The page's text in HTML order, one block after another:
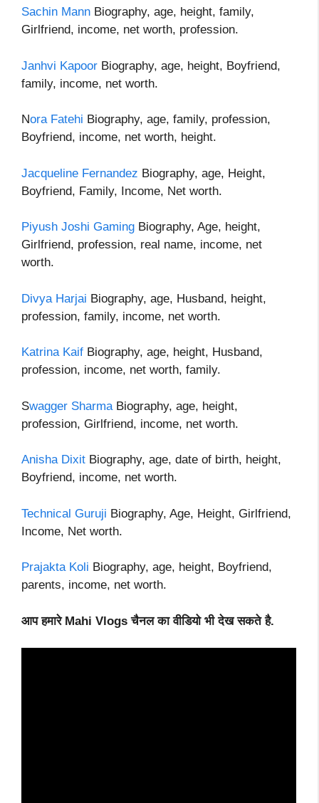
Sachin Mann Biography, age, height, family,
Girlfriend, income, net worth, profession.
Janhvi Kapoor Biography, age, height, Boyfriend,
family, income, net worth.
Nora Fatehi Biography, age, family, profession,
Boyfriend, income, net worth, height.
Jacqueline Fernandez Biography, age, Height,
Boyfriend, Family, Income, Net worth.
Piyush Joshi Gaming Biography, Age, height,
Girlfriend, profession, real name, income, net
worth.
Divya Harjai Biography, age, Husband, height,
profession, family, income, net worth.
Katrina Kaif Biography, age, height, Husband,
profession, income, net worth, family.
Swagger Sharma Biography, age, height,
profession, Girlfriend, income, net worth.
Anisha Dixit Biography, age, date of birth, height,
Boyfriend, income, net worth.
Technical Guruji Biography, Age, Height, Girlfriend,
Income, Net worth.
Prajakta Koli Biography, age, height, Boyfriend,
parents, income, net worth.
आप हमारे Mahi Vlogs चैनल का वीडियो भी देख सकते है.